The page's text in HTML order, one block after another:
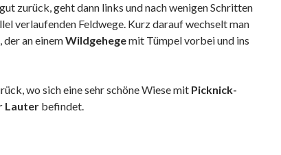
zurück, geht dann links und nach wenigen Schritten
verlaufenden Feldwege. Kurz darauf wechselt man
an einemWildgehegemit Tümpel vorbei und ins
wo sich eine sehr schöne Wiese mit Picknick-
Lauter befindet.